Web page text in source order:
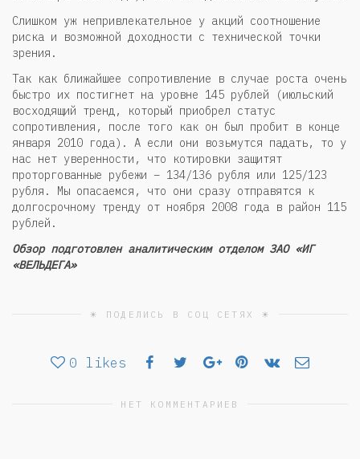
Слишком уж непривлекательное у акций соотношение
риска и возможной доходности с технической точки
зрения.
Так как ближайшее сопротивление в случае роста очень
быстро их постигнет на уровне 145 рублей (июльский
восходящий тренд, который приобрел статус
сопротивления, после того как он был пробит в конце
января 2010 года). А если они возьмутся падать, то у
нас нет уверенности, что котировки защитят
проторгованные рубежи – 134/136 рубля или 125/123
рубля. Мы опасаемся, что они сразу отправятся к
долгосрочному тренду от ноября 2008 года в район 115
рублей.
Обзор подготовлен аналитическим отделом ЗАО «ИГ
«ВЕЛЬДЕГА»
☀ ПОДЕЛИСЬ В СОЦ СЕТЯХ ☀
0 likes
НЕТ КОММЕНТАРИЕВ